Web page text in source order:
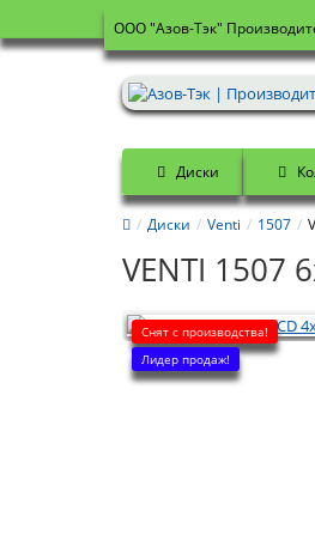
OOO "Азов-Тэк"
Диски
Диски Venti 1507
VENTI 1507
Снят с производства!
Лидер продаж!